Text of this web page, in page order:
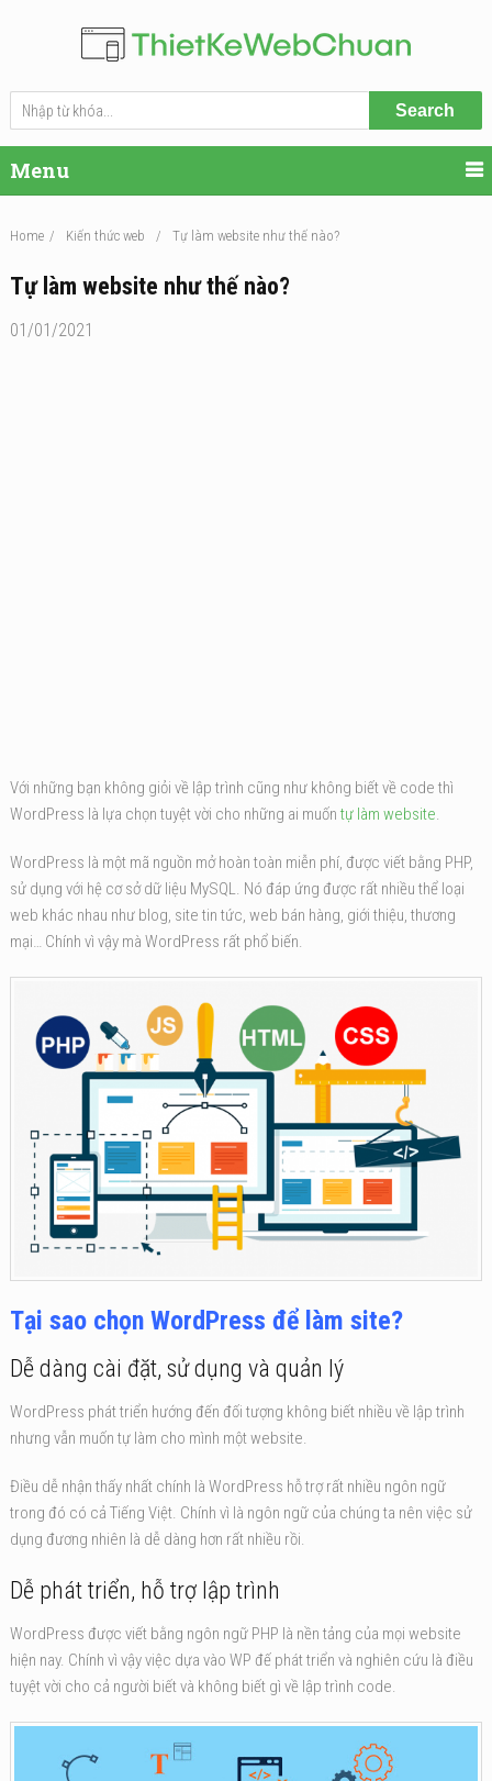
Search
Menu
Home / Kiến thức web / Tự làm website như thế nào?
Tự làm website như thế nào?
01/01/2021
Với những bạn không giỏi về lập trình cũng như không biết về code thì
WordPress là lựa chọn tuyệt vời cho những ai muốn tự làm website.
WordPress là một mã nguồn mở hoàn toàn miễn phí, được viết bằng PHP,
sử dụng với hệ cơ sở dữ liệu MySQL. Nó đáp ứng được rất nhiều thể loại
web khác nhau như blog, site tin tức, web bán hàng, giới thiệu, thương
mại… Chính vì vậy mà WordPress rất phổ biến.
Tại sao chọn WordPress để làm site?
Dễ dàng cài đặt, sử dụng và quản lý
WordPress phát triển hướng đến đối tượng không biết nhiều về lập trình
nhưng vẫn muốn tự làm cho mình một website.
Điều dễ nhận thấy nhất chính là WordPress hỗ trợ rất nhiều ngôn ngữ
trong đó có cả Tiếng Việt. Chính vì là ngôn ngữ của chúng ta nên việc sử
dụng đương nhiên là dễ dàng hơn rất nhiều rồi.
Dễ phát triển, hỗ trợ lập trình
WordPress được viết bằng ngôn ngữ PHP là nền tảng của mọi website
hiện nay. Chính vì vậy việc dựa vào WP đế phát triển và nghiên cứu là điều
tuyệt vời cho cả người biết và không biết gì về lập trình code.